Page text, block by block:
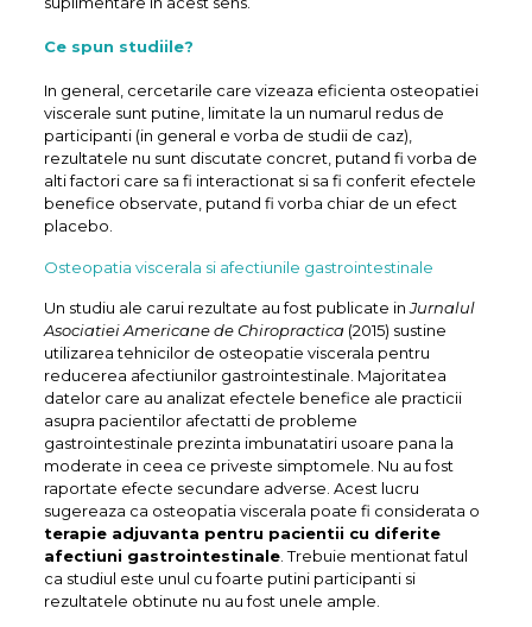
Ce spun studiile?
In general, cercetarile care vizeaza eficienta osteopatiei
viscerale sunt putine, limitate la un numarul redus de
participanti (in general e vorba de studii de caz),
rezultatele nu sunt discutate concret, putand fi vorba de
alti factori care sa fi interactionat si sa fi conferit efectele
benefice observate, putand fi vorba chiar de un efect
placebo.
Osteopatia viscerala si afectiunile gastrointestinale
Un studiu ale carui rezultate au fost publicate inJurnalul
Asociatiei Americane de Chiropractica(2015) sustine
utilizarea tehnicilor de osteopatie viscerala pentru
reducerea afectiunilor gastrointestinale. Majoritatea
datelor care au analizat efectele benefice ale practicii
asupra pacientilor afectatti de probleme
gastrointestinale prezinta imbunatatiri usoare pana la
moderate in ceea ce priveste simptomele. Nu au fost
raportate efecte secundare adverse. Acest lucru
sugereaza ca osteopatia viscerala poate fi considerata o
terapie adjuvanta pentru pacientii cu diferite
afectiuni gastrointestinale. Trebuie mentionat fatul
ca studiul este unul cu foarte putini participanti si
rezultatele obtinute nu au fost unele ample.